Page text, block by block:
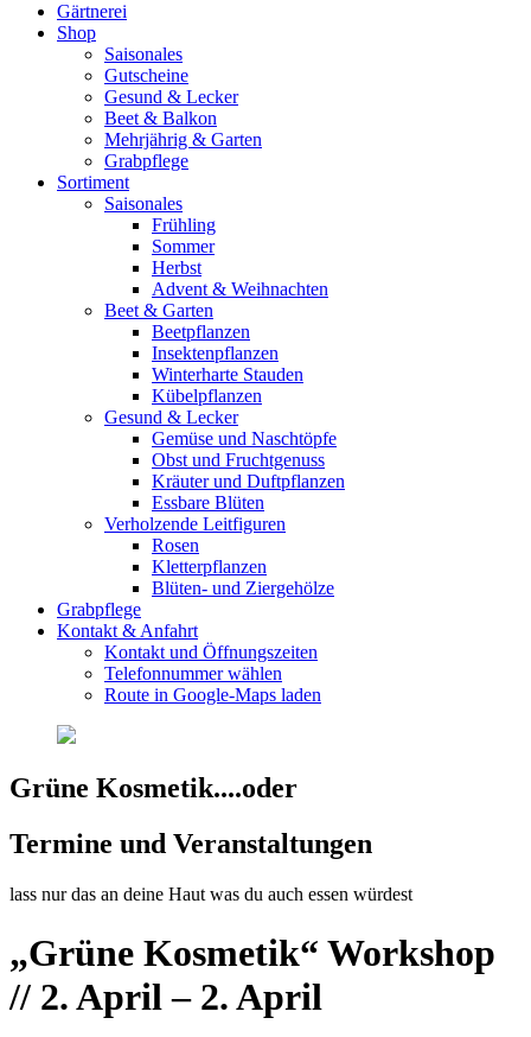
Gärtnerei
Shop
Saisonales
Gutscheine
Gesund & Lecker
Beet & Balkon
Mehrjährig & Garten
Grabpflege
Sortiment
Saisonales
Frühling
Sommer
Herbst
Advent & Weihnachten
Beet & Garten
Beetpflanzen
Insektenpflanzen
Winterharte Stauden
Kübelpflanzen
Gesund & Lecker
Gemüse und Naschtöpfe
Obst und Fruchtgenuss
Kräuter und Duftpflanzen
Essbare Blüten
Verholzende Leitfiguren
Rosen
Kletterpflanzen
Blüten- und Ziergehölze
Grabpflege
Kontakt & Anfahrt
Kontakt und Öffnungszeiten
Telefonnummer wählen
Route in Google-Maps laden
Grüne Kosmetik....oder
Termine und Veranstaltungen
lass nur das an deine Haut was du auch essen würdest
„Grüne Kosmetik“ Workshop
// 2. April – 2. April